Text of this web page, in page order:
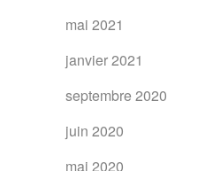
mai 2021
janvier 2021
septembre 2020
juin 2020
mai 2020